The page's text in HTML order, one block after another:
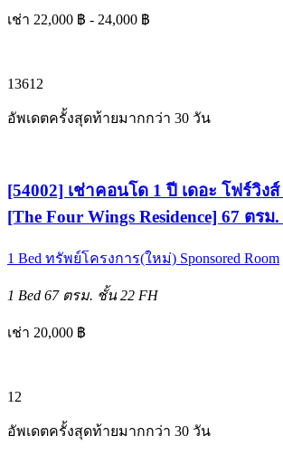
เช่า 22,000 ฿ - 24,000 ฿
13612
อัพเดตครั้งสุดท้ายมากกว่า 30 วัน
[54002] เช่าคอนโด 1 ปี เดอะ โฟร์วิง
[The Four Wings Residence] 67 ตรม
1 Bed ทรัพย์โครงการ(ใหม่) Sponsored Room
1 Bed 67 ตรม. ชั้น 22 FH
เช่า 20,000 ฿
12
อัพเดตครั้งสุดท้ายมากกว่า 30 วัน